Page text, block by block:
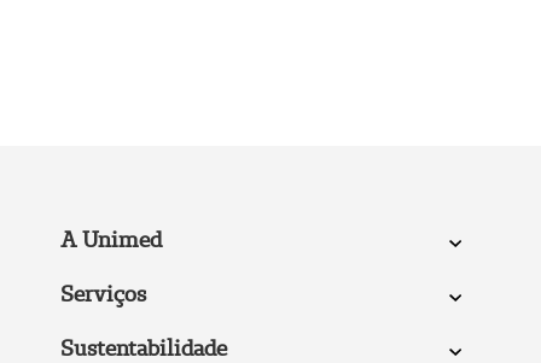
A Unimed
Serviços
Sustentabilidade